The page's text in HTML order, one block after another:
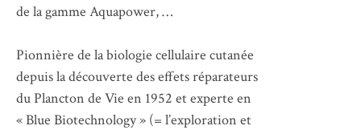
de la gamme Aquapower, …
Pionnière de la biologie cellulaire cutanée
depuis la découverte des effets réparateurs
du Plancton de Vie en 1952 et experte en
« Blue Biotechnology » (= l’exploration et